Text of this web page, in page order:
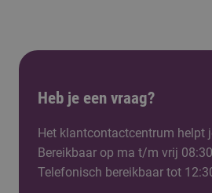
Heb je een vraag?
Het klantcontactcentrum helpt
Bereikbaar op ma t/m vrij
Telefonisch bereikbaar tot